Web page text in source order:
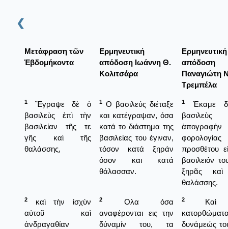
❮
Μετάφραση τῶν
Ἑβδομήκοντα
Ερμηνευτική
απόδοση Ιωάννη Θ.
Κολιτσάρα
Ερμηνευτική
απόδοση
Παναγιώτη
Τρεμπέλα
1
Ἔγραψε δὲ ὁ
βασιλεὺς ἐπὶ τὴν
βασιλείαν τῆς τε
γῆς καὶ τῆς
θαλάσσης,
1 Ο βασιλεύς διέταξε
και κατέγραψαν, όσα
κατά το διάστημα της
βασιλείας του έγιναν,
τόσον κατά ξηράν
όσον και κατά
θάλασσαν.
1
Έκαμε
βασιλεὺς
ἀπογραφὴν
φορολογίας
προσθέτου
βασιλειόν
ξηρᾶς καὶ
θαλάσσης.
2
καὶ τὴν ἰσχὺν
αὐτοῦ καὶ
ἀνδραγαθίαν
2
Ολα όσα
αναφέρονται εις την
δύναμίν του, τα
2
Καὶ
δυνάμεώς